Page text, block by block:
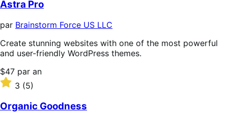
Astra Pro
par Brainstorm Force US LLC
Create stunning websites with one of the most powerful
and user-friendly WordPress themes.
Prix
$47
par
an
$47 par an
Noté
3
sur
5 étoiles
3 (5)
Organic Goodness